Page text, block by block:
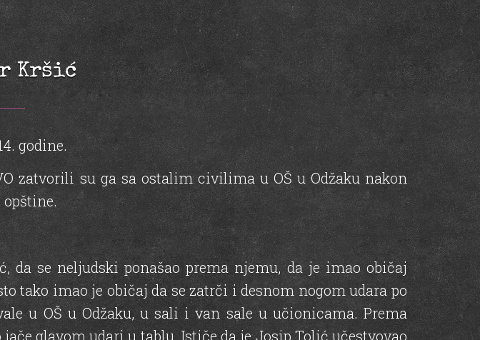
Kršić
godine.
zatvorili su ga sa ostalim civilima u OŠ u Odžaku nakon
da se neljudski ponašao prema njemu, da je imao običaj
tako imao je običaj da se zatrči i desnom nogom udara po
u OŠ u Odžaku, u sali i van sale u učionicama. Prema
glavom udari u tablu. Ističe da je Josip Tolić učestvovao